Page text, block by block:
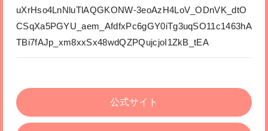
uXrHso4LnNluTlAQGKONW-3eoAzH4LoV_ODnVK_dtO
CSqXa5PGYU_aem_AfdfxPc6gGY0iTg3uqSO11c1463hA
TBi7fAJp_xm8xxSx48wdQZPQujcjoI1ZkB_tEA
公式サイト